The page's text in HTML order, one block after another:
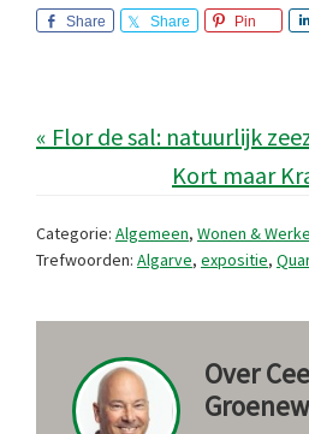
Share Share Pin
« Flor de sal: natuurlijk
Kort maar
Categorie: Algemeen, Wonen &
Trefwoorden: Algarve, expositie,
Over